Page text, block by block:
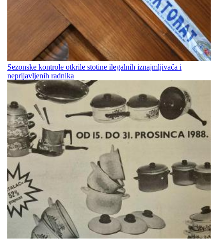
Sezonske kontrole otkrile stotine ilegalnih iznajmljivača i
neprijavljenih radnika